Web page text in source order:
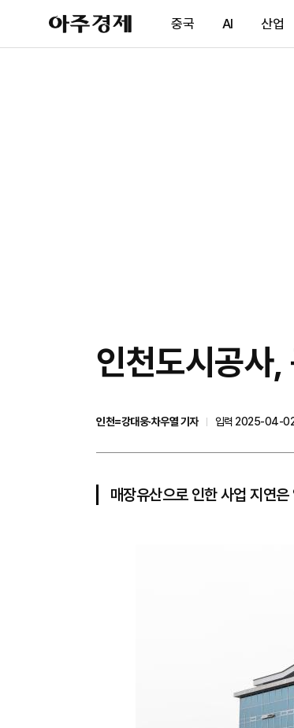
아
주
제
중국 AI 산업
인천도시공사
인천=강대웅·차우열 기자
입력 2025-04-
매장유산으로 인한 사업 지연은